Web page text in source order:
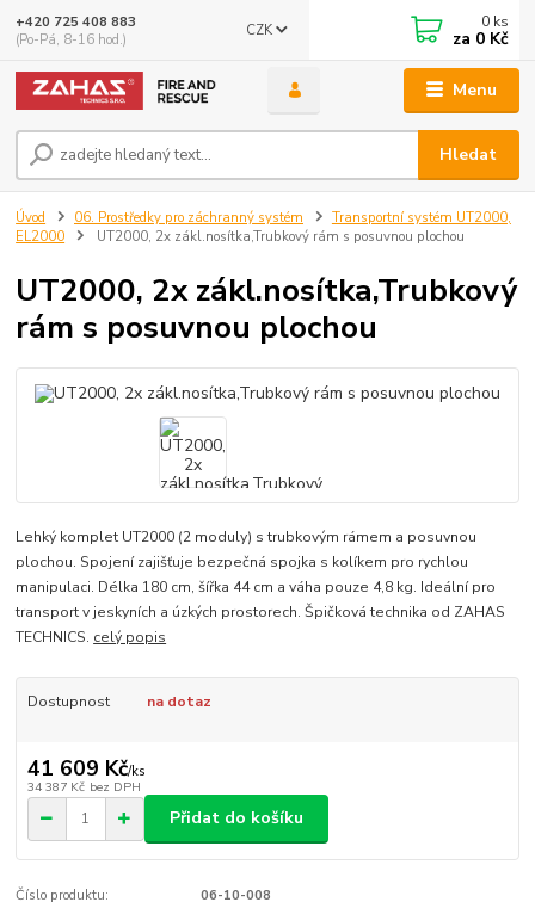
Menu
CZK
Hledat
+420 725 408 883
(Po-Pá, 8-16 hod.)
0 ks
za 0 Kč
Úvod 06. Prostředky pro záchranný systém
Transportní systém UT2000,
EL2000
UT2000, 2x zákl.nosítka,Trubkový rám s posuvnou plochou
UT2000, 2x zákl.nosítka,Trubkový
rám s posuvnou plochou
Lehký komplet UT2000 (2 moduly) s trubkovým rámem a posuvnou
plochou. Spojení zajišťuje bezpečná spojka s kolíkem pro rychlou
manipulaci. Délka 180 cm, šířka 44 cm a váha pouze 4,8 kg. Ideální pro
transport v jeskyních a úzkých prostorech. Špičková technika od ZAHAS
TECHNICS. celý popis
Dostupnost na dotaz
41 609 Kč/ks
34 387 Kč bez DPH
Přidat do košíku
Číslo produktu: 06-10-008